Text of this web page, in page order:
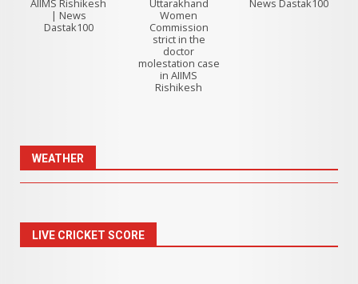
AIIMS Rishikesh
| News
Dastak100
Uttarakhand
Women
Commission
strict in the
doctor
molestation case
in AIIMS
Rishikesh
News Dastak100
WEATHER
LIVE CRICKET SCORE